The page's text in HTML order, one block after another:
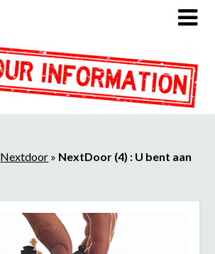
Nextdoor » NextDoor (4) : U bent aan